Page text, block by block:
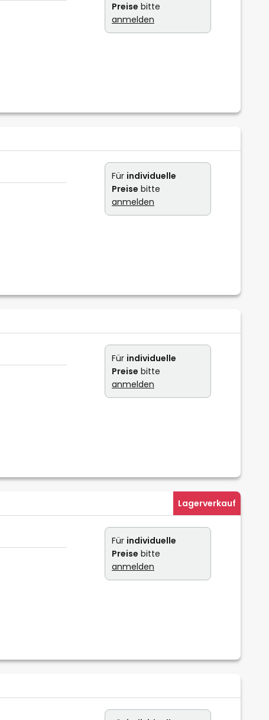
Preise bitte
anmelden
Für individuelle
Preise bitte
anmelden
Für individuelle
Preise bitte
anmelden
Lagerverkauf
Für individuelle
Preise bitte
anmelden